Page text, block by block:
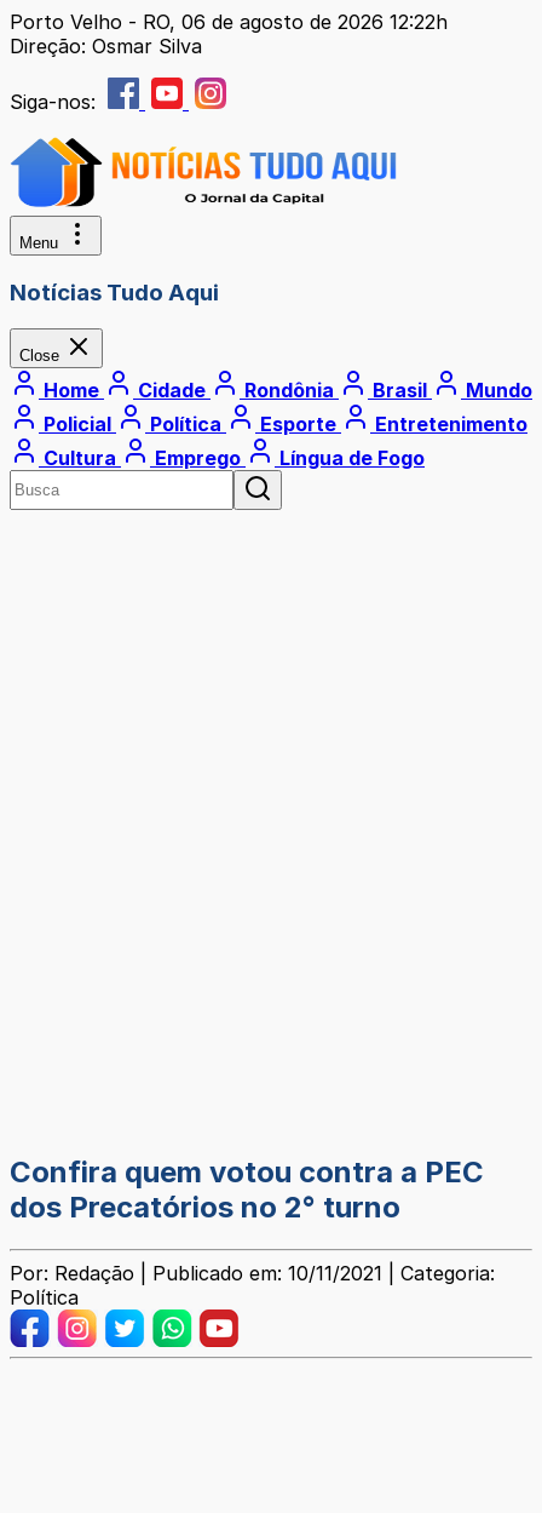
Porto Velho - RO, 06 de agosto de 2026 12:22h
Direção: Osmar Silva
Siga-nos:
Menu
Notícias Tudo Aqui
Close
Home Cidade Rondônia Brasil
Mundo
Policial
Política Esporte
Entretenimento
Cultura
Emprego Língua de Fogo
Confira quem votou contra a PEC
dos Precatórios no 2° turno
Por: Redação | Publicado em: 10/11/2021 | Categoria:
Política